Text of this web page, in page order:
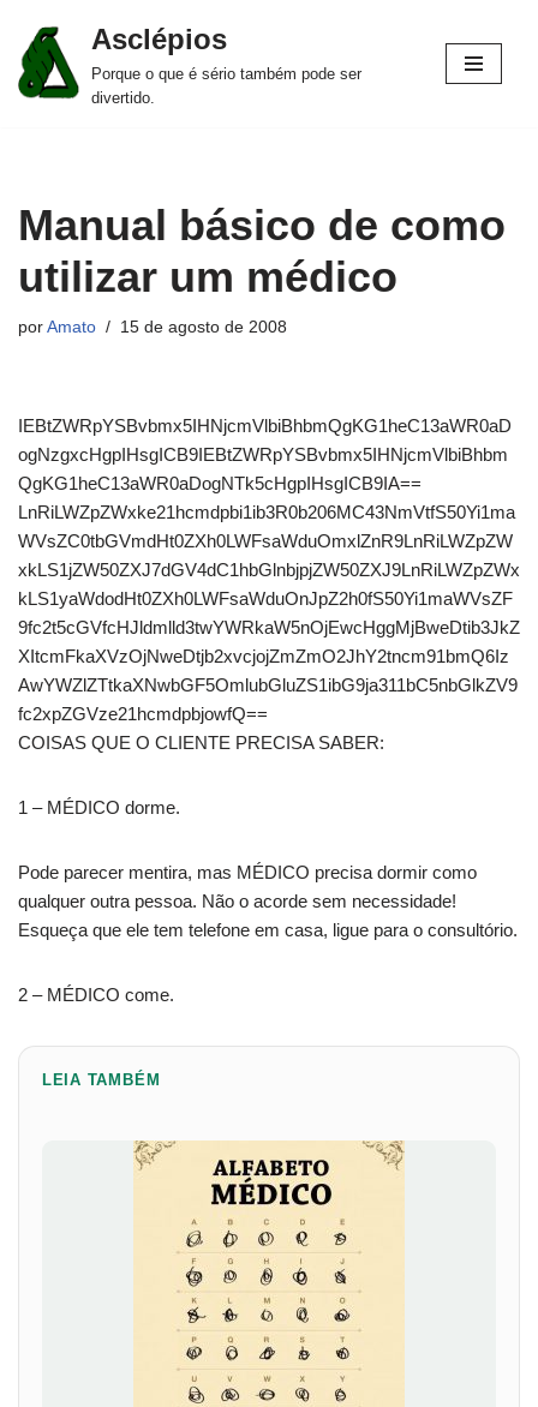
Pular
para
Asclépios
Porque o que é sério também pode ser
divertido.
Manual básico de como
utilizar um médico
por Amato 15 de agosto de 2008
IEBtZWRpYSBvbmx5IHNjcmVlbiBhbmQgKG1heC13aWR0aD
ogNzgxcHgpIHsgICB9IEBtZWRpYSBvbmx5IHNjcmVlbiBhbm
QgKG1heC13aWR0aDogNTk5cHgpIHsgICB9IA==
LnRiLWZpZWxke21hcmdpbi1ib3R0b206MC43NmVtfS50Yi1ma
WVsZC0tbGVmdHt0ZXh0LWFsaWduOmxlZnR9LnRiLWZpZW
xkLS1jZW50ZXJ7dGV4dC1hbGlnbjpjZW50ZXJ9LnRiLWZpZWx
kLS1yaWdodHt0ZXh0LWFsaWduOnJpZ2h0fS50Yi1maWVsZF
9fc2t5cGVfcHJldmlld3twYWRkaW5nOjEwcHggMjBweDtib3JkZ
XItcmFkaXVzOjNweDtjb2xvcjojZmZmO2JhY2tncm91bmQ6Iz
AwYWZlZTtkaXNwbGF5OmlubGluZS1ibG9ja311bC5nbGlkZV9
fc2xpZGVze21hcmdpbjowfQ==
COISAS QUE O CLIENTE PRECISA SABER:
1 – MÉDICO dorme.
Pode parecer mentira, mas MÉDICO precisa dormir como
qualquer outra pessoa. Não o acorde sem necessidade!
Esqueça que ele tem telefone em casa, ligue para o consultório.
2 – MÉDICO come.
LEIA TAMBÉM